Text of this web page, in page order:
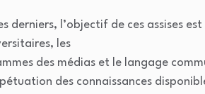
derniers, l’objectif de ces assises
les
des médias et le langage
des connaissances